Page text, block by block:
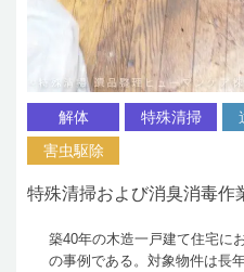
解体 特殊清掃
害虫駆除
特殊清掃および消臭消毒作
築40年の木造一戸建て住宅に
の事例である。対象物件は長